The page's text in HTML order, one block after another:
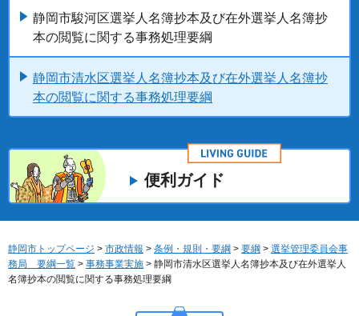
静岡市駿河区選挙人名簿抄本及び在外選挙人名簿抄
本の閲覧に関する事務処理要綱
静岡市清水区選挙人名簿抄本及び在外選挙人名簿抄
本の閲覧に関する事務処理要綱
便利ガイド
静岡市トップページ > 市政情報 > 条例・規則・要綱 > 要綱 > 選挙管理委員会事
務局 要綱一覧 > 事務事業実施 > 静岡市清水区選挙人名簿抄本及び在外選挙人
名簿抄本の閲覧に関する事務処理要綱